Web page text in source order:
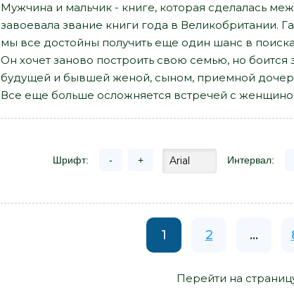
Мужчина и мальчик - книге, которая сделалась
завоевала звание книги года в Великобритании.
мы все достойны получить еще один шанс в
Он хочет заново построить свою семью, но боится
будущей и бывшей женой, сыном, приемной
Все еще больше осложняется встречей с
Шрифт: - + Интервал:
1 2 ...
Перейти на